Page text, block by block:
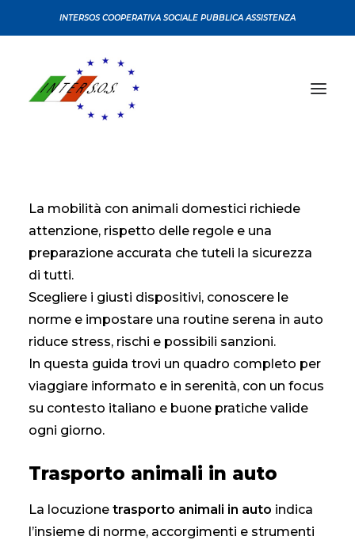
INTERSOS COOPERATIVA SOCIALE PUBBLICA ASSISTENZA
CONVENZIONI
CERTIFICAZIONI
CORSI
SEDI
NEWS
La mobilità con animali domestici richiede
attenzione, rispetto delle regole e una
preparazione accurata che tuteli la sicurezza
di tutti.
Scegliere i giusti dispositivi, conoscere le
norme e impostare una routine serena in auto
riduce stress, rischi e possibili sanzioni.
In questa guida trovi un quadro completo per
viaggiare informato e in serenità, con un focus
su contesto italiano e buone pratiche valide
ogni giorno.
Trasporto animali in auto
La locuzione trasporto animali in auto indica
l’insieme di norme, accorgimenti e strumenti